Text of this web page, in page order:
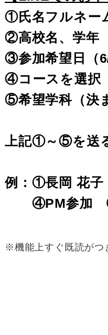
①氏名フルネー
②高校名、学年
③参加希望日（6/
④コースを選択
⑤希望学科（決
上記①～⑤を送
例：①長岡 花
④PM参加 ⑤
※機能上すぐ既読がつ